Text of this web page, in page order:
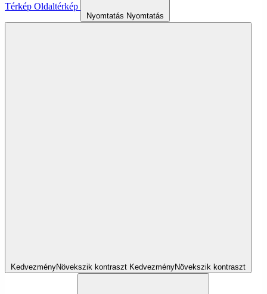
Térkép Oldaltérkép
Nyomtatás Nyomtatás
KedvezményNövekszik kontraszt KedvezményNövekszik kontraszt